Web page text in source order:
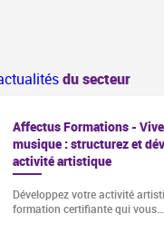
du secteur
Affectus Formations -
musique : structurez et
activité artistique
Développez votre activité
formation certifiante qui vous…